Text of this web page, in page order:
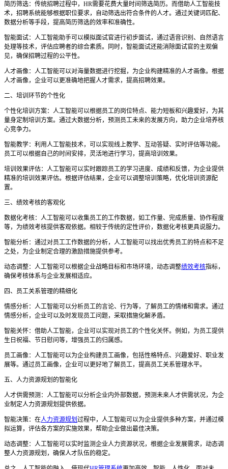
简历筛选：传统招聘过程中， HR需要花费大量时间筛选简历。而借助人工智能技
术，招聘系统能够根据职位要求，自动筛选出符合条件的人才。通过关键词匹配、
数据分析等手段，提高简历筛选的效率和准确性。
智能面试：人工智能助手可以模拟面试官进行初步面试，通过语音识别、自然语言
处理等技术，评估应聘者的综合素质。同时，智能面试还能消除面试官的主观偏
见，确保招聘过程的公平性。
人才画像：人工智能可以对海量数据进行挖掘，为企业构建精准的人才画像。根据
人才画像，企业可以更准确地把握人才需求，提高招聘效果。
二、培训环节的个性化
个性化培训方案：人工智能可以根据员工的岗位特点、能力短板和兴趣爱好，为其
量身定制培训方案。通过大数据分析，预测员工未来的发展方向，助力企业培养核
心竞争力。
智能教学：利用人工智能技术，可以实现线上教学、互动答疑、实时评估等功能。
员工可以根据自己的时间安排，灵活地进行学习，提高培训效果。
培训效果评估：人工智能可以实时跟踪员工的学习进度、成绩和反馈，为企业提供
精准的培训效果评估。根据评估结果，企业可以调整培训策略，优化培训资源配
置。
三、绩效考核的客观化
数据化考核：人工智能可以收集员工的工作数据，如工作量、完成质量、协作程度
等，为绩效考核提供客观依据。相较于传统的定性评价，数据化考核更具说服力。
智能分析：通过对员工工作数据的分析，人工智能可以找出优秀员工的特点和不足
之处，为企业制定合理的激励措施提供参考。
动态调整：人工智能可以根据企业战略目标和市场环境，动态调整绩效考核指标，
确保考核体系与企业发展相适应。
四、员工关系管理的精细化
情感分析：人工智能可以分析员工的言论、行为等，了解员工的情绪和需求。通过
情感分析，企业可以及时发现员工问题，采取措施化解矛盾。
智能关怀：借助人工智能，企业可以实现对员工的个性化关怀。例如，为员工提供
生日祝福、节日慰问等，增强员工的归属感。
员工画像：人工智能可以为企业构建员工画像，包括性格特点、兴趣爱好、职业发
展等。通过员工画像，企业可以更好地了解员工，提高员工关系管理水平。
五、人力资源规划的智能化
人才供需预测：人工智能可以分析企业内外部数据，预测未来人才供需状况，为企
业制定人力资源规划提供依据。
智能决策：在人力资源规划 过程中，人工智能可以为企业提供多种方案，并通过模
拟运算，评估各方案的实施效果，帮助企业做出最佳决策。
动态调整：人工智能可以实时监测企业人力资源状况，根据企业发展需求，动态调
整人力资源规划，确保人才队伍的稳定。